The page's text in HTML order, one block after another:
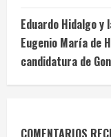
Eduardo Hidalgo
Eugenio María de
candidatura de
COMENTARIOS